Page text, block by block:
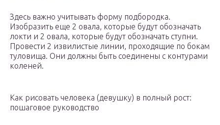
Здесь важно учитывать форму подбородка.
Изобразить еще 2 овала, которые будут обозначать
локти и 2 овала, которые будут обозначать ступни.
Провести 2 извилистые линии, проходящие по бокам
туловища. Они должны быть соединены с контурами
коленей.
Как рисовать человека (девушку) в полный рост:
пошаговое руководство